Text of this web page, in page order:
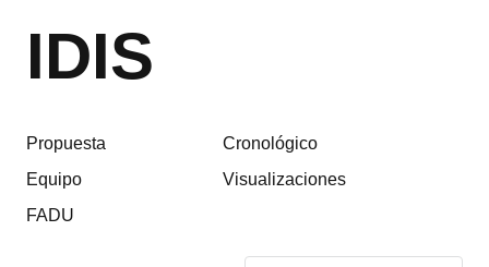
IDIS
Propuesta
Equipo
FADU
Cronológico
Visualizaciones